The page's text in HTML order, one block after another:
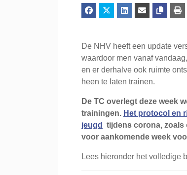
De NHV heeft een update
waardoor men vanaf
en er derhalve ook ruimte
heen te laten trainen.
De TC overlegt deze week
trainingen. Het protocol en
jeugd
tijdens corona, zoals
voor aankomende week
Lees hieronder het volledige